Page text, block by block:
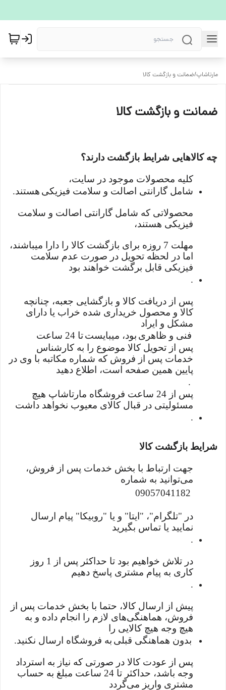
مارتاشاپ/ضمانت و بازگشت کالا
ضمانت و بازگشت کالا
چه کالاهایی شرایط بازگشت دارند؟
کلیه محصولات موجود در سایت،
شامل گارانتی اصالت و سلامت فیزیکی هستند.
محصولاتی که شامل گارانتی اصالت و سلامت
فیزیکی هستند،
مهلت 7 روزه برای بازگشت کالا را دارا میباشند،
اما در لحظه تحویل در صورت عدم سلامت
فیزیکی قابل برگشت خواهند بود
.
پس از دریافت کالا و بازگشایی جعبه، چنانچه
کالا و محصول خریداری شده خراب یا دارای
مشکل و ایراد
فنی و ظاهری بود، میبایستتا 24 ساعت
پس از تحویل کالا موضوع را به کارشناس
خدمات پس از فروش که شماره مکاتبه با وی در
پایین همین صفحه است، اطلاع دهید
.
پس از 24 ساعت فروشگاه مارتاشاپ هیچ
مسئولیتی در قبال کالای معیوب نخواهد داشت
.
شرایط بازگشت کالا
جهت ارتباط با بخش خدمات پس از فروش،
می‌توانید به شماره
در "تلگرام"، "ایتا" و یا "روبیکا" پیام ارسال
نمایید یا تماس بگیرید
.
در تلاش خواهیم بود تا حداکثر پس از 1 روز
کاری به پیام مشتری پاسخ دهیم
.
پیش از ارسال کالا، حتما با بخش خدمات پس از
فروش، هماهنگی‌های لازم را انجام داده و به
هیچ وجه هیچ کالایی را
بدون هماهنگی قبلی به فروشگاه ارسال نکنید.
پس از عودت کالا در صورتی که نیاز به استرداد
وجه باشد، حداکثر تا 24 ساعت مبلغ به حساب
مشتری واریز می‌گردد